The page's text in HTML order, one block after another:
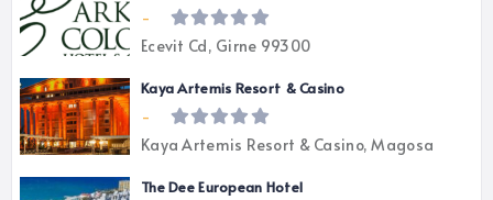
-
Ecevit Cd, Girne 99300
Kaya Artemis Resort & Casino
-
Kaya Artemis Resort & Casino, Magosa
The Dee European Hotel